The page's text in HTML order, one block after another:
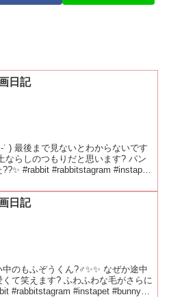
日記
) 最後まで見ないとわからないです
ならしのつもりだと思います? パン
#rabbit #rabbitstagram #instapet
日記
のもふぞうくん?‍♂️✨✨ なぜか途中
て笑えます? ふわふわな毛がさらに
#rabbitstagram #instapet #bunny